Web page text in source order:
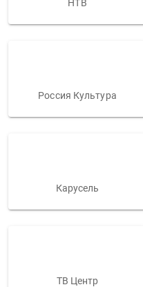
НТВ
Россия Культура
Карусель
ТВ Центр